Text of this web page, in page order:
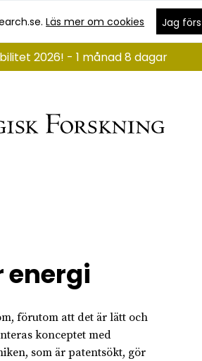
Läs mer om cookies Jag
2026! - 1 månad 8 dagar
energi
förutom att det är lätt och
konceptet med
som är patentsökt, gör